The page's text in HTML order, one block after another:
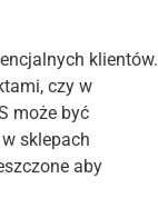
klientów.
czy w
może być
sklepach
aby